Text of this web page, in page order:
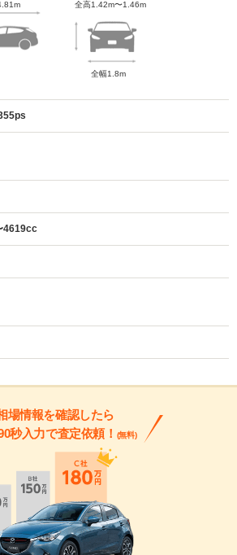
全高1.42m〜1.46m
全幅1.8m
4619cc
場情報を確認したら
秒入力で査定依頼！ (無料)